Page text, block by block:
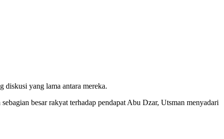
yang lama antara mereka.
besar rakyat terhadap pendapat Abu Dzar, Utsman menyadari